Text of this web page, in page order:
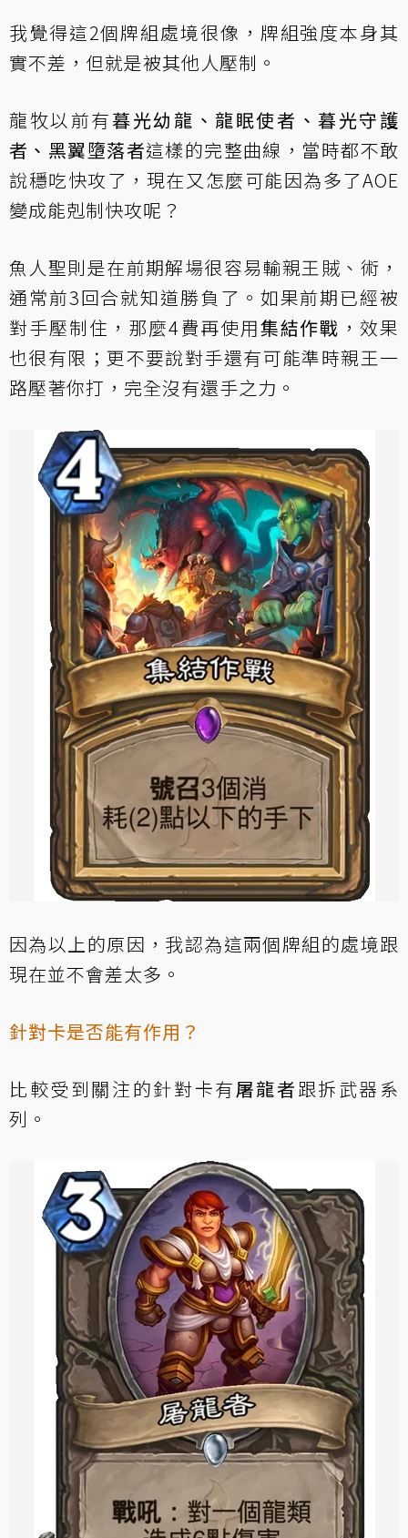
我覺得這2個牌組處境很像，牌組強度本身其
實不差，但就是被其他人壓制。
龍牧以前有暮光幼龍、龍眠使者、暮光守護
者、黑翼墮落者這樣的完整曲線，當時都不敢
說穩吃快攻了，現在又怎麼可能因為多了AOE
變成能剋制快攻呢？
魚人聖則是在前期解場很容易輸親王賊、術，
通常前3回合就知道勝負了。如果前期已經被
對手壓制住，那麼4費再使用集結作戰 ，效果
也很有限；更不要說對手還有可能準時親王一
路壓著你打，完全沒有還手之力。
因為以上的原因，我認為這兩個牌組的處境跟
現在並不會差太多。
針對卡是否能有作用？
比較受到關注的針對卡有屠龍者 跟拆武器系
列。